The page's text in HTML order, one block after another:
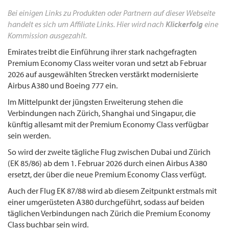
Bei einigen Links zu Produkten oder Partnern auf dieser Webseite
handelt es sich um Affiliate Links. Hier wird nach Klickerfolg eine
Kommission ausgezahlt.
Emirates treibt die Einführung ihrer stark nachgefragten
Premium Economy Class weiter voran und setzt ab Februar
2026 auf ausgewählten Strecken verstärkt modernisierte
Airbus A380 und Boeing 777 ein.
Im Mittelpunkt der jüngsten Erweiterung stehen die
Verbindungen nach Zürich, Shanghai und Singapur, die
künftig allesamt mit der Premium Economy Class verfügbar
sein werden.
So wird der zweite tägliche Flug zwischen Dubai und Zürich
(EK 85/86) ab dem 1. Februar 2026 durch einen Airbus A380
ersetzt, der über die neue Premium Economy Class verfügt.
Auch der Flug EK 87/88 wird ab diesem Zeitpunkt erstmals mit
einer umgerüsteten A380 durchgeführt, sodass auf beiden
täglichen Verbindungen nach Zürich die Premium Economy
Class buchbar sein wird.